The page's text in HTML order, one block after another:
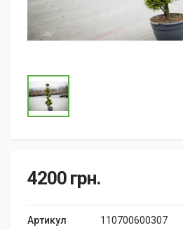
4200 грн.
Артикул
110700600307